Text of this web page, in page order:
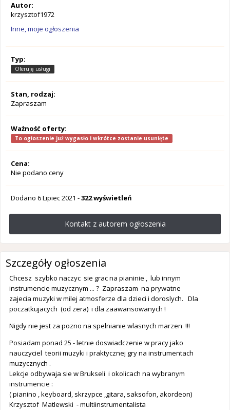
Autor:
krzysztof1972
Inne, moje ogłoszenia
Typ:
Oferuję usługi
Stan, rodzaj:
Zapraszam
Ważność oferty:
To ogłoszenie już wygasło i wkrótce zostanie usunięte
Cena:
Nie podano ceny
Dodano 6 Lipiec 2021 -322 wyświetleń
Kontakt z autorem ogłoszenia
Szczegóły ogłoszenia
Chcesz szybko naczyc sie grac na pianinie , lub innym
instrumencie muzycznym ... ? Zapraszam na prywatne
zajecia muzyki w milej atmosferze dla dzieci i doroslych. Dla
poczatkujacych (od zera) i dla zaawansowanych !
Nigdy nie jest za pozno na spelnianie wlasnych marzen !!!
Posiadam ponad 25 - letnie doswiadczenie w pracy jako
nauczyciel teorii muzyki i praktycznej gry na instrumentach
muzycznych .
Lekcje odbywaja sie w Brukseli i okolicach na wybranym
instrumencie :
( pianino , keyboard, skrzypce ,gitara, saksofon, akordeon)
Krzysztof Matlewski - multiinstrumentalista